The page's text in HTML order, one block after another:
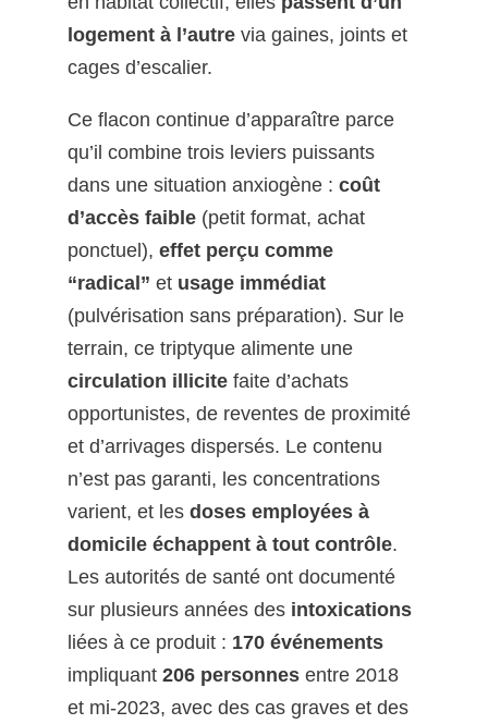
logement à l’autre via gaines, joints et
cages d’escalier.
Ce flacon continue d’apparaître parce
qu’il combine trois leviers puissants
dans une situation anxiogène :coût
d’accès faible (petit format, achat
ponctuel),effet perçu comme
“radical” et usage immédiat
(pulvérisation sans préparation). Sur le
terrain, ce triptyque alimente une
circulation illicite faite d’achats
opportunistes, de reventes de proximité
et d’arrivages dispersés. Le contenu
n’est pas garanti, les concentrations
varient, et lesdoses employées à
domicile échappent à tout contrôle.
Les autorités de santé ont documenté
sur plusieurs années des intoxications
liées à ce produit : 170 événements
impliquant206 personnes entre 2018
et mi-2023, avec des cas graves et des